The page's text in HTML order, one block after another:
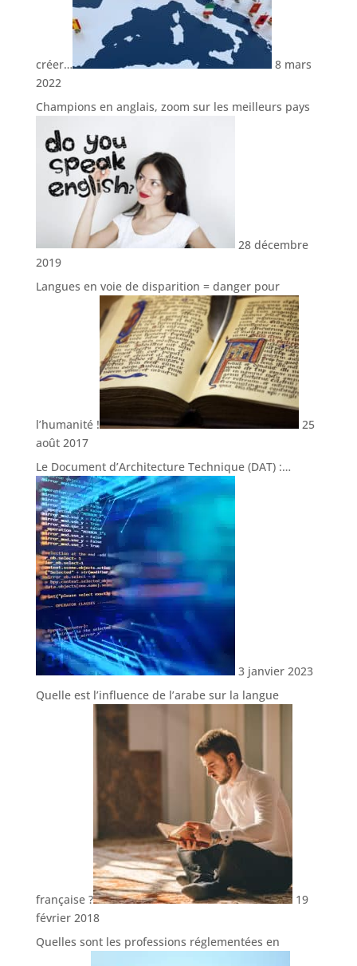
créer…
8 mars
2022
Champions en anglais, zoom sur les meilleurs pays
28 décembre
2019
Langues en voie de disparition = danger pour
l’humanité !
25
août 2017
Le Document d’Architecture Technique (DAT) :…
3 janvier 2023
Quelle est l’influence de l’arabe sur la langue
française ?
19
février 2018
Quelles sont les professions réglementées en